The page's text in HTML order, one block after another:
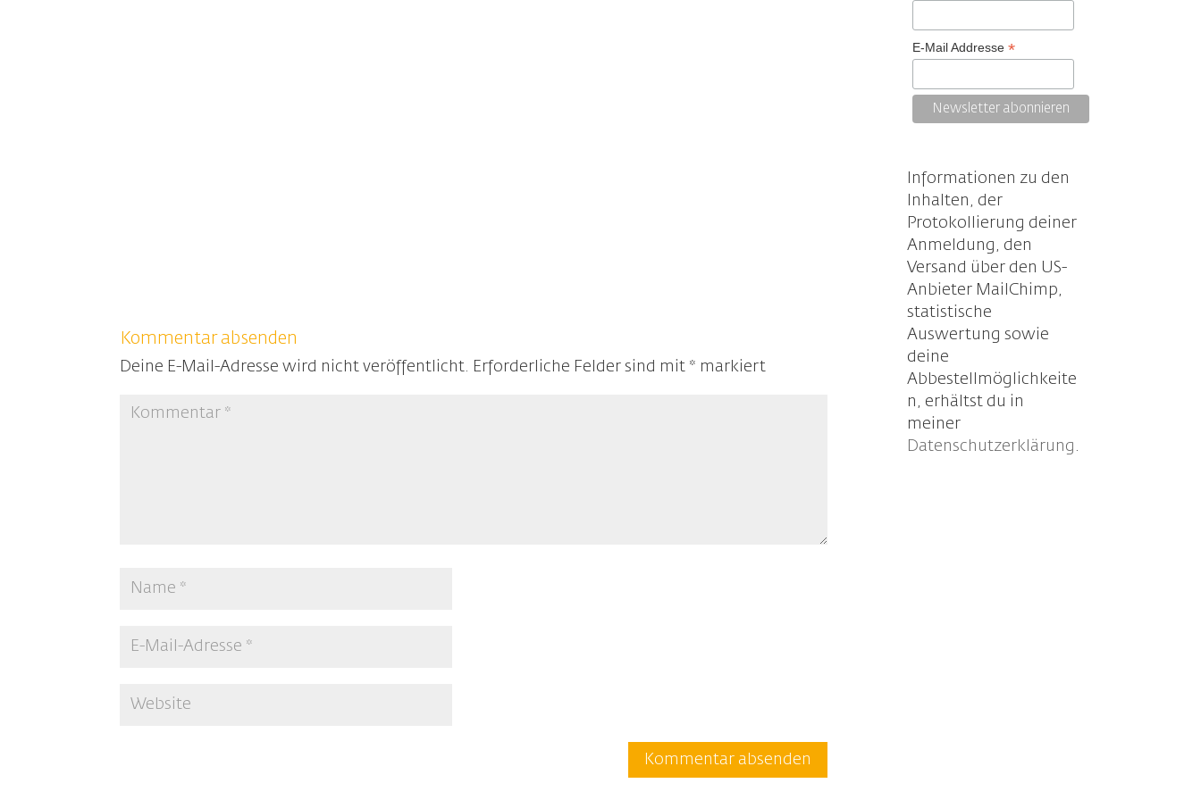
Kommentar absenden
Deine E-Mail-Adresse wird nicht veröffentlicht. Erforderliche Felder sind mit * markiert
E-Mail Addresse *
Informationen zu den
Inhalten, der
Protokollierung deiner
Anmeldung, den
Versand über den US-
Anbieter MailChimp,
statistische
Auswertung sowie
deine
Abbestellmöglichkeite
n, erhältst du in
meiner
Datenschutzerklärung .